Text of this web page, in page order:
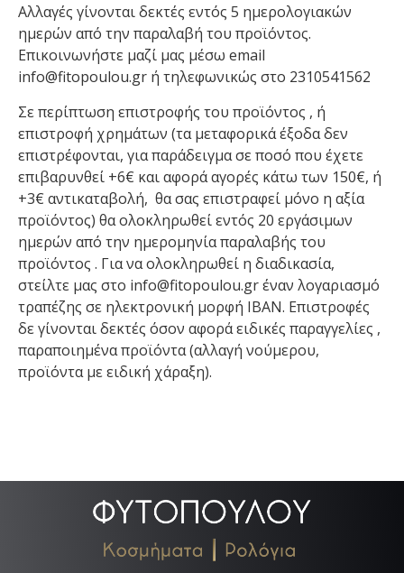
Αλλαγές γίνονται δεκτές εντός 5 ημερολογιακών
ημερών από την παραλαβή του προϊόντος.
Επικοινωνήστε μαζί μας μέσω email
info@fitopoulou.gr ή τηλεφωνικώς στο 2310541562
Σε περίπτωση επιστροφής του προϊόντος , ή
επιστροφή χρημάτων (τα μεταφορικά έξοδα δεν
επιστρέφονται, για παράδειγμα σε ποσό που έχετε
επιβαρυνθεί +6€ και αφορά αγορές κάτω των 150€, ή
+3€ αντικαταβολή, θα σας επιστραφεί μόνο η αξία
προϊόντος) θα ολοκληρωθεί εντός 20 εργάσιμων
ημερών από την ημερομηνία παραλαβής του
προϊόντος . Για να ολοκληρωθεί η διαδικασία,
στείλτε μας στο info@fitopoulou.gr έναν λογαριασμό
τραπέζης σε ηλεκτρονική μορφή IBAN. Επιστροφές
δε γίνονται δεκτές όσον αφορά ειδικές παραγγελίες ,
παραποιημένα προϊόντα (αλλαγή νούμερου,
προϊόντα με ειδική χάραξη).